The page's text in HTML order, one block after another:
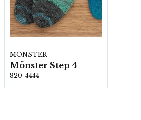
MÖNSTER
Mönster Step 4
820-4444